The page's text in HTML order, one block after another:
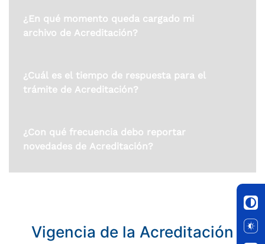
¿En qué momento queda cargado mi
archivo de Acreditación?
¿Cuál es el tiempo de respuesta para el
trámite de Acreditación?
¿Con qué frecuencia debo reportar
novedades de Acreditación?
Vigencia de la Acreditación